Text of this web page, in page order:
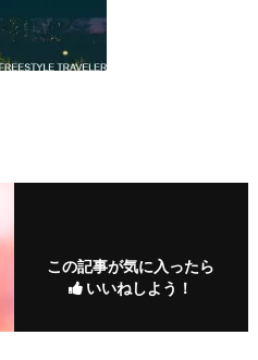
この記事が気に入ったら
いいねしよう！